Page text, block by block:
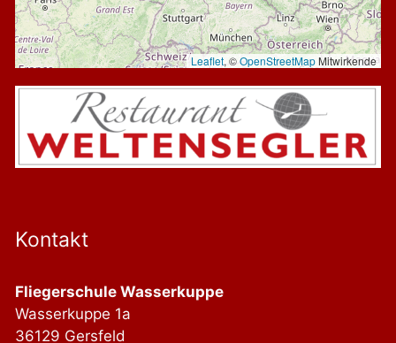
Leaflet, ©OpenStreetMapMitwirkende
Kontakt
Fliegerschule Wasserkuppe
Wasserkuppe 1a
36129 Gersfeld